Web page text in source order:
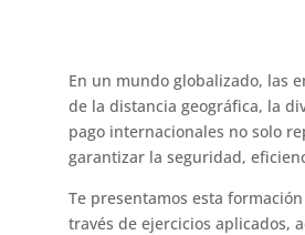
En un mundo globalizado, las
de la distancia geográfica, la
pago internacionales no solo
garantizar la seguridad,
Te presentamos esta
través de ejercicios aplicados,